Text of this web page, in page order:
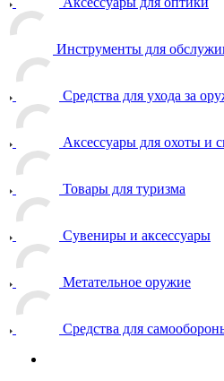
Инструменты для
Средства для ухода за
Аксессуары для охоты и
Товары для туризма
Сувениры и аксессуары
Метательное оружие
Средства для